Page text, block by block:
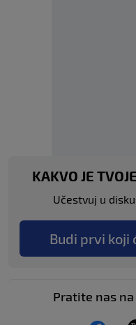
KAKVO JE
Učestvuj u
Budi prvi
Pratite nas